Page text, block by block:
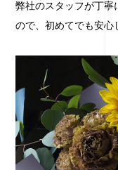
弊社のスタッフが丁寧
ので、初めてでも安心